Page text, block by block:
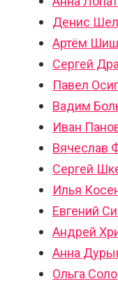
Денис
Артём
Сергей
Павел
Вадим
Иван
Вячеслав
Сергей
Илья
Евгений
Андрей
Анна
Ольга